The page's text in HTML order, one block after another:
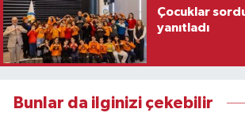
Çocuklar
yanıtladı
Bunlar da ilginizi çekebilir